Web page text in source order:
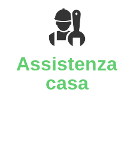
Assistenza
casa